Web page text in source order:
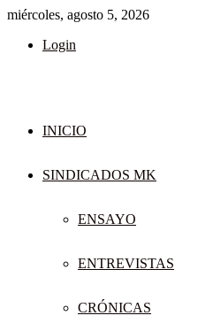
miércoles, agosto 5, 2026
Login
INICIO
SINDICADOS MK
ENSAYO
ENTREVISTAS
CRÓNICAS